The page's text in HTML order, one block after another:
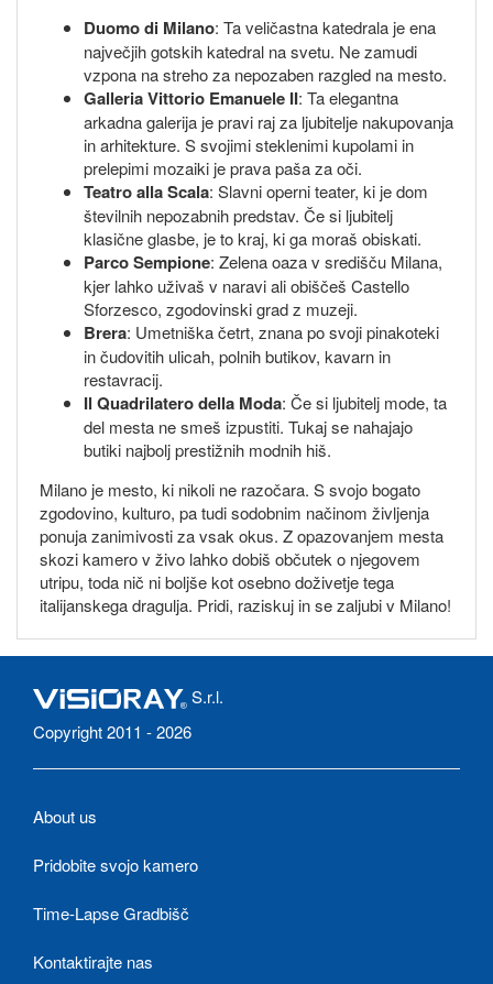
Duomo di Milano: Ta veličastna katedrala je ena
največjih gotskih katedral na svetu. Ne zamudi
vzpona na streho za nepozaben razgled na mesto.
Galleria Vittorio Emanuele II: Ta elegantna
arkadna galerija je pravi raj za ljubitelje nakupovanja
in arhitekture. S svojimi steklenimi kupolami in
prelepimi mozaiki je prava paša za oči.
Teatro alla Scala: Slavni operni teater, ki je dom
številnih nepozabnih predstav. Če si ljubitelj
klasične glasbe, je to kraj, ki ga moraš obiskati.
Parco Sempione: Zelena oaza v središču Milana,
kjer lahko uživaš v naravi ali obiščeš Castello
Sforzesco, zgodovinski grad z muzeji.
Brera: Umetniška četrt, znana po svoji pinakoteki
in čudovitih ulicah, polnih butikov, kavarn in
restavracij.
Il Quadrilatero della Moda: Če si ljubitelj mode, ta
del mesta ne smeš izpustiti. Tukaj se nahajajo
butiki najbolj prestižnih modnih hiš.
Milano je mesto, ki nikoli ne razočara. S svojo bogato
zgodovino, kulturo, pa tudi sodobnim načinom življenja
ponuja zanimivosti za vsak okus. Z opazovanjem mesta
skozi kamero v živo lahko dobiš občutek o njegovem
utripu, toda nič ni boljše kot osebno doživetje tega
italijanskega dragulja. Pridi, raziskuj in se zaljubi v Milano!
S.r.l.
Copyright 2011 - 2026
About us
Pridobite svojo kamero
Time-Lapse Gradbišč
Kontaktirajte nas